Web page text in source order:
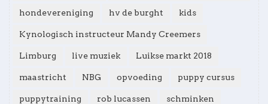
hondevereniging hv de burght kids
Kynologisch instructeur Mandy Creemers
Limburg live muziek Luikse markt 2018
maastricht NBG opvoeding puppy cursus
puppytraining rob lucassen schminken